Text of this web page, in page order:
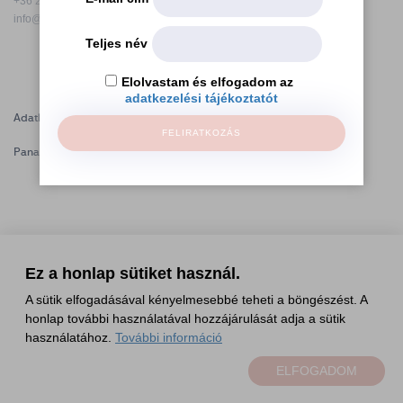
Kapcsolat
info@hfda.hu
Adatkezelési tájékoztató
Panaszkezelési tájékoztató
Teljes név
Elolvastam és elfogadom az
adatkezelési tájékoztatót
FELIRATKOZÁS
Ez a honlap sütiket használ.
A sütik elfogadásával kényelmesebbé teheti a böngészést. A
honlap további használatával hozzájárulását adja a sütik
használatához. További információ
ELFOGADOM